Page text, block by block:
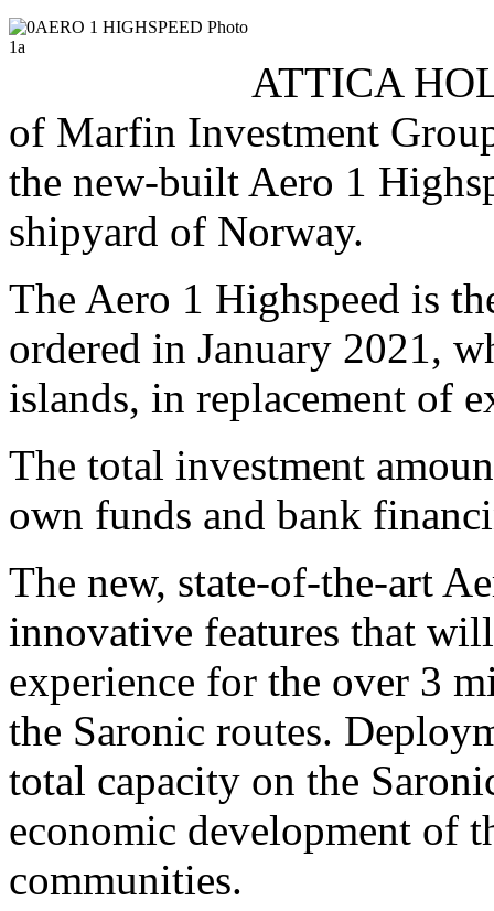
ATTICA
of Marfin Investment
the new-built Aero 1
shipyard of Norway.
The Aero 1 Highspeed is
ordered in January 2021,
islands, in replacement of
The total investment
own funds and bank
The new, state-of-the-art
innovative features that
experience for the over 3
the Saronic routes.
total capacity on the
economic development of
communities.